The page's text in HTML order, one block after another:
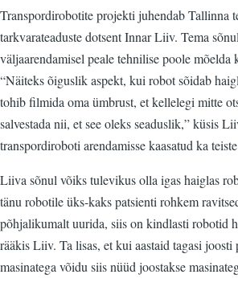
Transpordirobotite projekti juhendab Tallinna
tarkvarateaduste dotsent Innar Liiv. Tema
väljaarendamisel peale tehnilise poole mõelda
“Näiteks õiguslik aspekt, kui robot sõidab
tohib filmida oma ümbrust, et kellelegi mitte
salvestada nii, et see oleks seaduslik,” küsis
transpordiroboti arendamisse kaasatud ka
Liiva sõnul võiks tulevikus olla igas haiglas
tänu robotile üks-kaks patsienti rohkem
põhjalikumalt uurida, siis on kindlasti robotid
rääkis Liiv. Ta lisas, et kui aastaid tagasi
masinatega võidu siis nüüd joostakse